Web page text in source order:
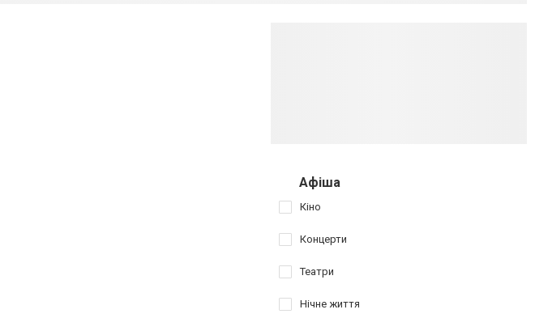
Афіша
Кіно
Концерти
Театри
Нічне життя